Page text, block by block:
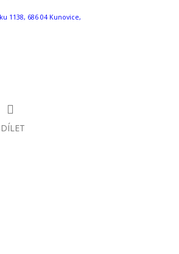
1138, 686 04 Kunovice,